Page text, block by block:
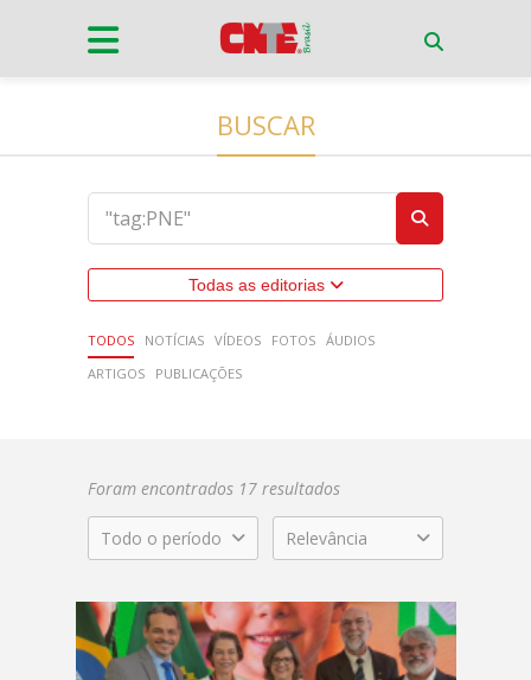
BUSCAR
Todas as editorias
TODOS NOTÍCIAS VÍDEOS FOTOS ÁUDIOS
ARTIGOS
PUBLICAÇÕES
Foram encontrados 17 resultados
Todo o período Relevância